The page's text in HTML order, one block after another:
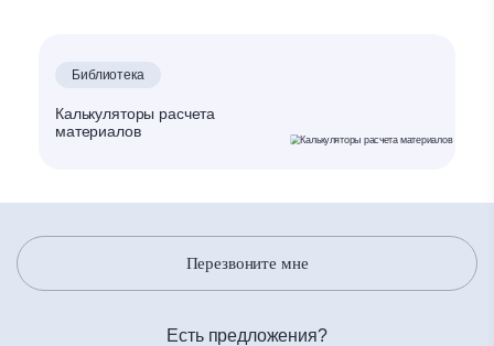
Библиотека
Калькуляторы расчета
материалов
Перезвоните мне
Есть предложения?